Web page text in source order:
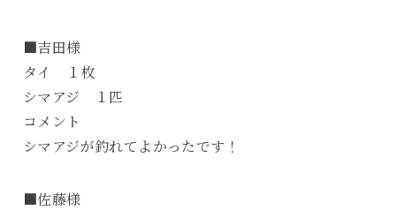
■吉田様
タイ １枚
シマアジ １匹
コメント
シマアジが釣れてよかったです！
■佐藤様